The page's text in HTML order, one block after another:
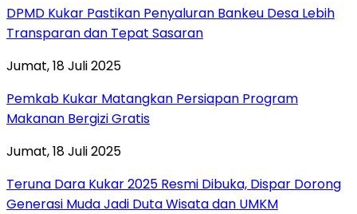
DPMD Kukar Pastikan Penyaluran Bankeu Desa Lebih
Transparan dan Tepat Sasaran
Jumat, 18 Juli 2025
Pemkab Kukar Matangkan Persiapan Program
Makanan Bergizi Gratis
Jumat, 18 Juli 2025
Teruna Dara Kukar 2025 Resmi Dibuka, Dispar Dorong
Generasi Muda Jadi Duta Wisata dan UMKM